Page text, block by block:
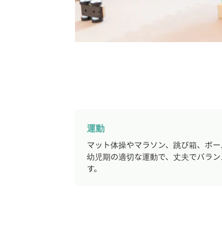
運動
マット体操やマラソン、跳び箱、ボー
幼児期の適切な運動で、丈夫でバラ
す。